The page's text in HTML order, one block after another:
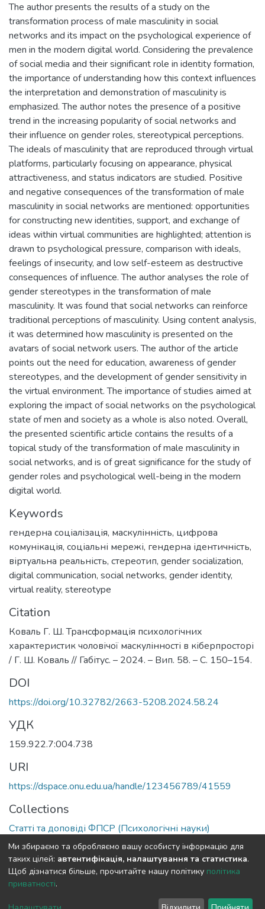
The author presents the results of a study on the
transformation process of male masculinity in social
networks and its impact on the psychological experience of
men in the modern digital world. Considering the prevalence
of social media and their significant role in identity formation,
the importance of understanding how this context influences
the interpretation and demonstration of masculinity is
emphasized. The author notes the presence of a positive
trend in the increasing popularity of social networks and
their influence on gender roles, stereotypical perceptions.
The ideals of masculinity that are reproduced through virtual
platforms, particularly focusing on appearance, physical
attractiveness, and status indicators are studied. Positive
and negative consequences of the transformation of male
masculinity in social networks are mentioned: opportunities
for constructing new identities, support, and exchange of
ideas within virtual communities are highlighted; attention is
drawn to psychological pressure, comparison with ideals,
feelings of insecurity, and low self-esteem as destructive
consequences of influence. The author analyses the role of
gender stereotypes in the transformation of male
masculinity. It was found that social networks can reinforce
traditional perceptions of masculinity. Using content analysis,
it was determined how masculinity is presented on the
avatars of social network users. The author of the article
points out the need for education, awareness of gender
stereotypes, and the development of gender sensitivity in
the virtual environment. The importance of studies aimed at
exploring the impact of social networks on the psychological
state of men and society as a whole is also noted. Overall,
the presented scientific article contains the results of a
topical study of the transformation of male masculinity in
social networks, and is of great significance for the study of
gender roles and psychological well-being in the modern
digital world.
Keywords
гендерна соціалізація, маскулінність, цифрова
комунікація, соціальні мережі, гендерна ідентичність,
віртуальна реальність, стереотип, gender socialization,
digital communication, social networks, gender identity,
virtual reality, stereotype
Citation
Коваль Г. Ш. Трансформація психологічних
характеристик чоловічої маскулінності в кіберпросторі
/ Г. Ш. Коваль // Габітус. – 2024. – Вип. 58. – С. 150–154.
DOI
https://doi.org/10.32782/2663-5208.2024.58.24
УДК
159.922.7:004.738
URI
https://dspace.onu.edu.ua/handle/123456789/41559
Collections
Статті та доповіді ФПСР (Психологічні науки)
Full item page
Cookie End User Send
Ми збираємо та обробляємо вашу особисту інформацію для
таких цілей: автентифікація, налаштування та статистика.
Щоб дізнатися більше, прочитайте нашу політику політика
приватності.